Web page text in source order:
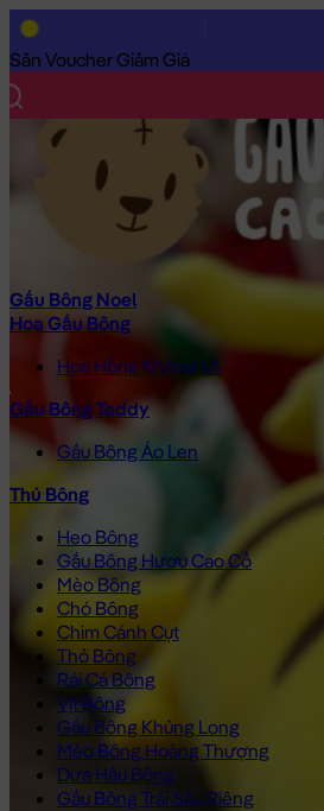
Săn Voucher Giảm Giá
Gấu Bông Noel
Hoa Gấu Bông
Hoa Hồng Khổng Lồ
Gấu Bông Teddy
Gấu Bông Áo Len
Thú Bông
Heo Bông
Gấu Bông Hươu Cao Cổ
Mèo Bông
Chó Bông
Chim Cánh Cụt
Thỏ Bông
Rái Cá Bông
Vịt Bông
Gấu Bông Khủng Long
Mèo Bông Hoàng Thượng
Dưa Hấu Bông
Gấu Bông Trái Sầu Riêng
Trang Chủ